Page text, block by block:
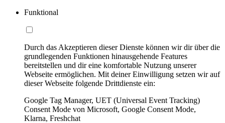
Funktional
Durch das Akzeptieren dieser Dienste können wir dir über die
grundlegenden Funktionen hinausgehende Features
bereitstellen und dir eine komfortable Nutzung unserer
Webseite ermöglichen. Mit deiner Einwilligung setzen wir auf
dieser Webseite folgende Drittdienste ein:
Google Tag Manager, UET (Universal Event Tracking)
Consent Mode von Microsoft, Google Consent Mode,
Klarna, Freshchat